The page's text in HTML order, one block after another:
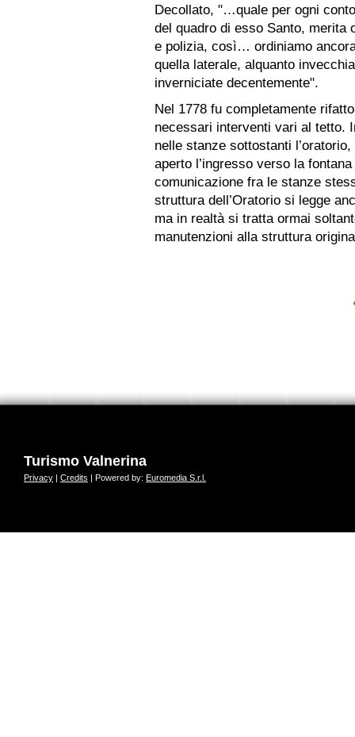
Decollato, "…quale per ogni
del quadro di esso Santo, merita
e polizia, così… ordiniamo
quella laterale, alquanto
inverniciate decentemente".
Nel 1778 fu completamente
necessari interventi vari al tetto.
nelle stanze sottostanti
aperto l’ingresso verso la
comunicazione fra le stanze
struttura dell’Oratorio si legge
ma in realtà si tratta ormai
manutenzioni alla struttura
Turismo Valnerina
Privacy | Credits | Powered by: Euromedia S.r.l.